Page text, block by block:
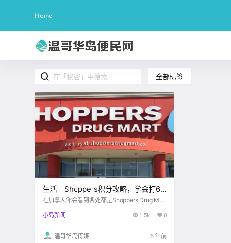
Home
全部标签
生活｜Shoppers积分攻略，学会打6.7
折的秘密！！
在加拿大你会看到各处都是Shoppers Drug Mar
oblaws，它可以算作是我们常见的生活超市，因
日常所需的生活用品，乃至于还有食.
小岛新闻 1.5k 0
温哥华岛传媒 5 年前